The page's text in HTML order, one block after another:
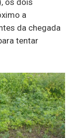
a
da chegada
tentar